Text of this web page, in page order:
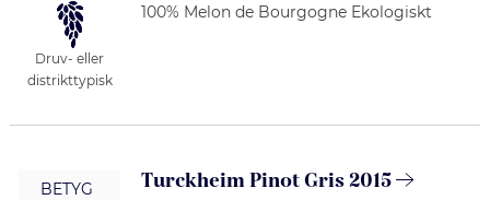
Druv- eller
distrikttypisk
100% Melon de Bourgogne Ekologiskt
BETYG Turckheim Pinot Gris 2015